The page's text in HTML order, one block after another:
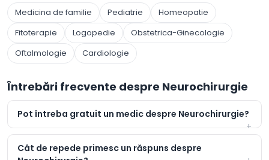
Medicina de familie Pediatrie
Homeopatie
Fitoterapie
Logopedie
Obstetrica-Ginecologie
Oftalmologie
Cardiologie
Întrebări frecvente despre Neurochirurgie
Pot întreba gratuit un medic despre Neurochirurgie?
Cât de repede primesc un răspuns despre